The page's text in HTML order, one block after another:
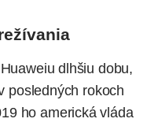
dlhšiu dobu,
posledných rokoch
ho americká vláda